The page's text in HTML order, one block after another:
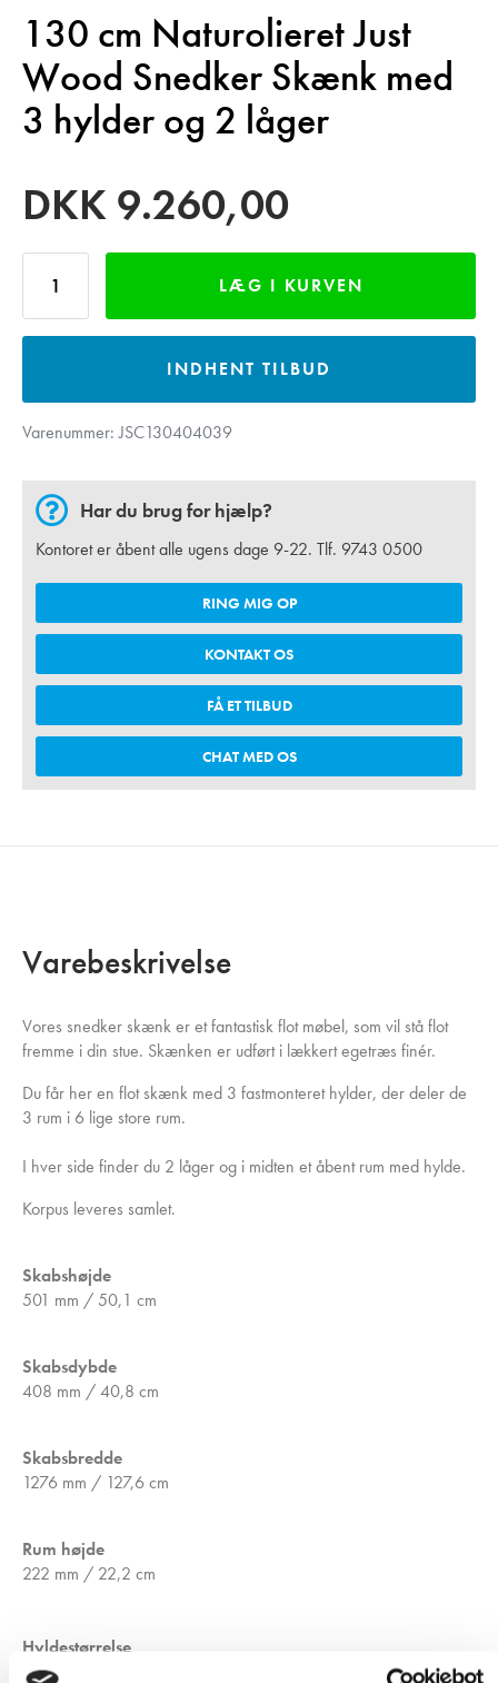
130 cm Naturolieret Just
Wood Snedker Skænk med
3 hylder og 2 låger
DKK 9.260,00
LÆG I KURVEN
INDHENT TILBUD
Varenummer: JSC130404039
Har du brug for hjælp?
Kontoret er åbent alle ugens dage 9-22. Tlf. 9743 0500
RING MIG OP
KONTAKT OS
FÅ ET TILBUD
CHAT MED OS
Varebeskrivelse
Vores snedker skænk er et fantastisk flot møbel, som vil stå flot
fremme i din stue. Skænken er udført i lækkert egetræs finér.
Du får her en flot skænk med 3 fastmonteret hylder, der deler de
3 rum i 6 lige store rum.
I hver side finder du 2 låger og i midten et åbent rum med hylde.
Korpus leveres samlet.
Skabshøjde
501 mm / 50,1 cm
Skabsdybde
408 mm / 40,8 cm
Skabsbredde
1276 mm / 127,6 cm
Rum højde
222 mm / 22,2 cm
Hyldestørrelse
Dybde: 354 mm / 35,4 cm